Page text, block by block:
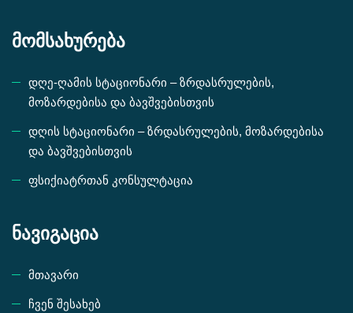
მომსახურება
დღე-ღამის სტაციონარი – ზრდასრულების,
მოზარდებისა და ბავშვებისთვის
დღის სტაციონარი – ზრდასრულების, მოზარდებისა
და ბავშვებისთვის
ფსიქიატრთან კონსულტაცია
ნავიგაცია
მთავარი
ჩვენ შესახებ